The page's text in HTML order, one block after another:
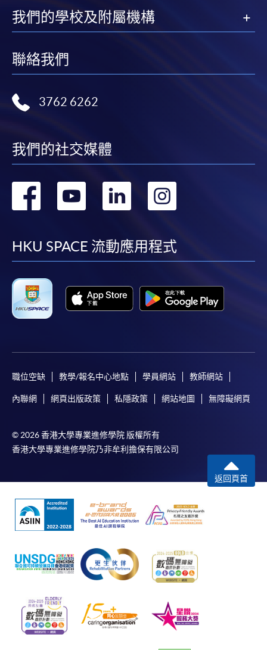
Certificate in Business Information Technology
我們的學校及附屬機構
聯絡我們
3762 6262
我們的社交媒體
轉
facebook
轉
youtube
轉
linkedin
HKU SPACE 流動應用程式
職位空缺 教學/報名中心地點 學員網站 教師網站
內聯網 網頁出版政策 私隱政策 網站地圖 無障礙網頁
© 2026 香港大學專業進修學院 版權所有
香港大學專業進修學院乃非牟利擔保有限公司
返回頁首